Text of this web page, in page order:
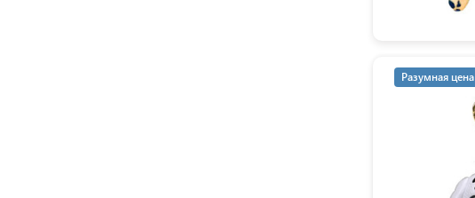
Разумная цена